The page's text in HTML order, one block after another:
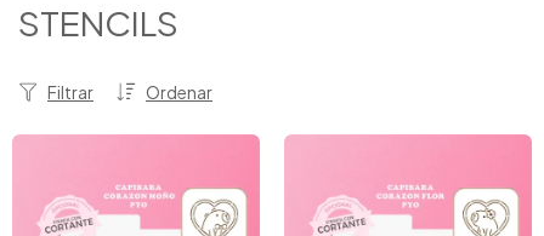
STENCILS
Ordenar
Filtrar